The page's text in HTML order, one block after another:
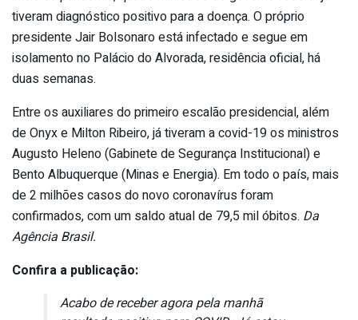
tiveram diagnóstico positivo para a doença. O próprio
presidente Jair Bolsonaro está infectado e segue em
isolamento no Palácio do Alvorada, residência oficial, há
duas semanas.
Entre os auxiliares do primeiro escalão presidencial, além
de Onyx e Milton Ribeiro, já tiveram a covid-19 os ministros
Augusto Heleno (Gabinete de Segurança Institucional) e
Bento Albuquerque (Minas e Energia). Em todo o país, mais
de 2 milhões casos do novo coronavírus foram
confirmados, com um saldo atual de 79,5 mil óbitos. Da
Agência Brasil.
Confira a publicação:
Acabo de receber agora pela manhã